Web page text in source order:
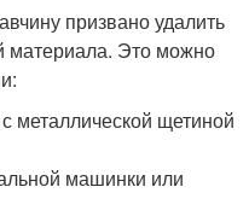
призвано удалить
Это можно
металлической щетиной
машинки или